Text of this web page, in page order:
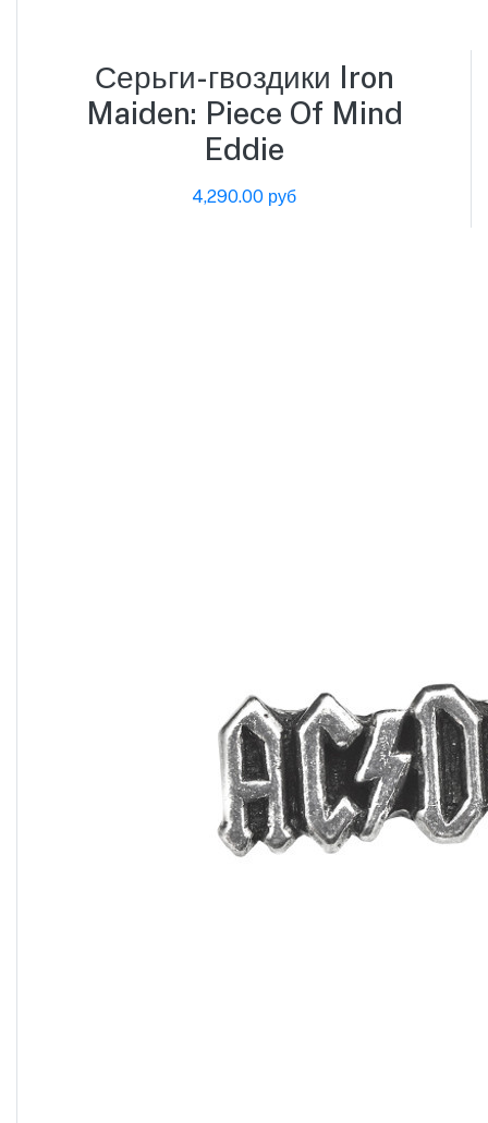
Серьги-гвоздики Iron
Maiden: Piece Of Mind
Eddie
4,290.00 руб